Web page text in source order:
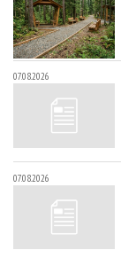
07.08.2026
07.08.2026